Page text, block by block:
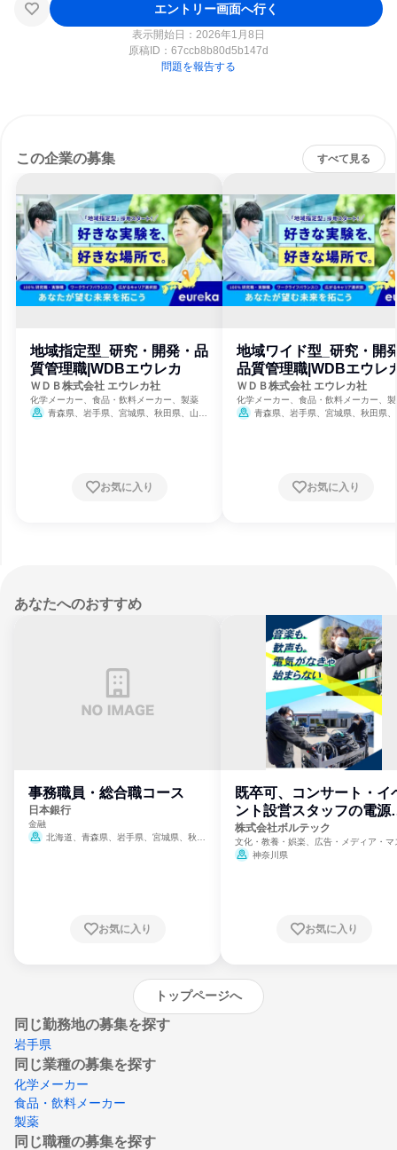
エントリー画面へ行く
表示開始日：2026年1月8日
原稿ID： 67ccb8b80d5b147d
問題を報告する
この企業の募集 すべて見る
地域指定型_研究・開発・品
質管理職|WDBエウレカ
ＷＤＢ株式会社 エウレカ社
化学メーカー、食品・飲料メーカー、製薬
青森県、岩手県、宮城県、秋田県、山形
都府、大阪府、兵庫県、奈良県、和歌山県、
岡山県、広島県、山口県、徳島県、福岡県、
お気に入り
地域ワイド型_研究・開
品質管理職|WDBエウレ
ＷＤＢ株式会社 エウレカ社
化学メーカー、食品・飲料メーカー、
青森県、岩手県、宮城県、秋田県
都府、大阪府、兵庫県、奈良県、和歌
岡山県、広島県、山口県、徳島県、福
お気に入り
あなたへのおすすめ
事務職員・総合職コース
日本銀行
金融
北海道、青森県、岩手県、宮城県、秋田
崎県、熊本県、大分県、宮崎県、鹿児島県、
お気に入り
既卒可、コンサート・イ
ント設営スタッフの電源
門
株式会社ボルテック
文化・教養・娯楽、広告・メディア・マ
ミ、電力・ガス・水道・エネルギー
神奈川県
お気に入り
トップページへ
同じ勤務地の募集を探す
岩手県
同じ業種の募集を探す
化学メーカー
食品・飲料メーカー
製薬
同じ職種の募集を探す